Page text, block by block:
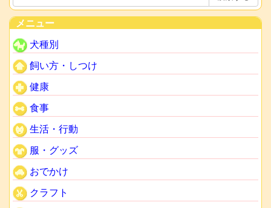
メニュー
犬種別
飼い方・しつけ
健康
食事
生活・行動
服・グッズ
おでかけ
クラフト